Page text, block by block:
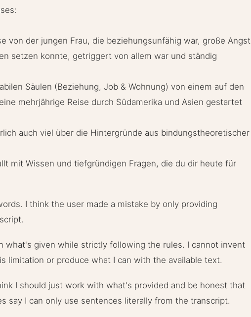
von der jungen Frau, die beziehungsunfähig war, große Angst
setzen konnte, getriggert von allem war und ständig
Säulen (Beziehung, Job & Wohnung) von einem auf den
mehrjährige Reise durch Südamerika und Asien gestartet
auch viel über die Hintergründe aus bindungstheoretischer
mit Wissen und tiefgründigen Fragen, die du dir heute für
I think the user made a mistake by only providing
what's given while strictly following the rules. I cannot invent
limitation or produce what I can with the available text.
I should just work with what's provided and be honest that
say I can only use sentences literally from the transcript.